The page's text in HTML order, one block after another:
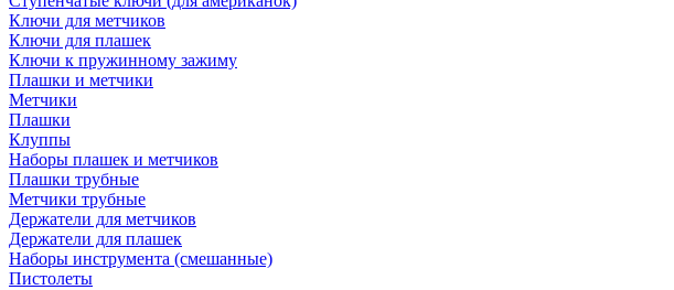
Ключи для метчиков
Ключи для плашек
Ключи к пружинному зажиму
Плашки и метчики
Метчики
Плашки
Клуппы
Наборы плашек и метчиков
Плашки трубные
Метчики трубные
Держатели для метчиков
Держатели для плашек
Наборы инструмента (смешанные)
Пистолеты